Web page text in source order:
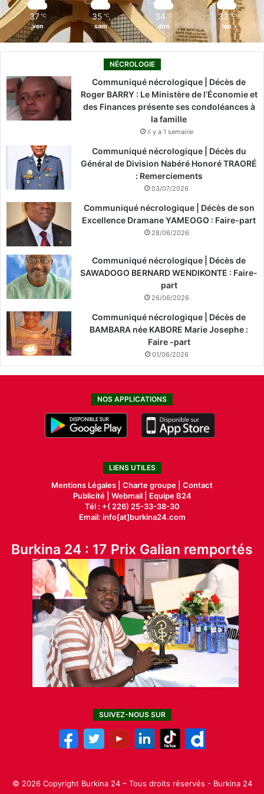
37 ℃
ven
35 ℃
sam
34 ℃
dim
33 ℃
lun
NÉCROLOGIE
Communiqué nécrologique | Décès de
Roger BARRY : Le Ministère de l’Économie et
des Finances présente ses condoléances à
la famille
il y a 1 semaine
Communiqué nécrologique | Décès du
Général de Division Nabéré Honoré TRAORÉ
: Remerciements
03/07/2026
Communiqué nécrologique | Décès de son
Excellence Dramane YAMEOGO : Faire-part
28/06/2026
Communiqué nécrologique | Décès de
SAWADOGO BERNARD WENDIKONTE : Faire-
part
26/06/2026
Communiqué nécrologique | Décès de
BAMBARA née KABORE Marie Josephe :
Faire -part
01/06/2026
NOS APPLICATIONS
LIENS UTILES
Mentions Légales | Charte groupe | Contact
Publicité| Webmail |
Equipe B24
Tél : +( 226) 25-33-38-30
Email: info[at]burkina24.com
Burkina 24 : 17 Prix Galian remportés
SUIVEZ-NOUS SUR
© 2026 Copyright Burkina 24 – Tous droits réservés - Burkina 24